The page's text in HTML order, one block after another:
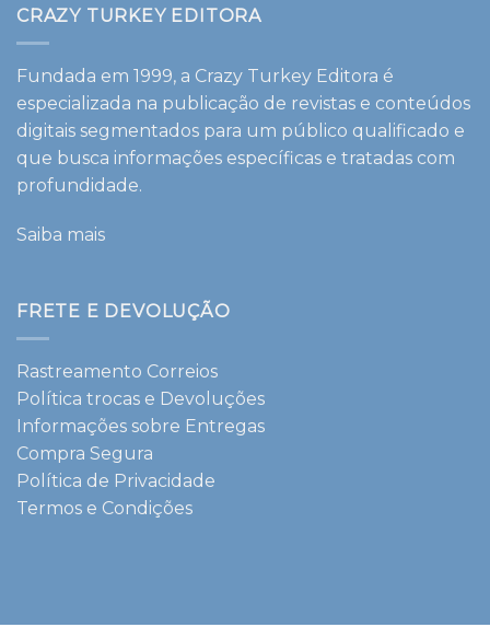
CRAZY TURKEY EDITORA
Fundada em 1999, a Crazy Turkey Editora é
especializada na publicação de revistas e conteúdos
digitais segmentados para um público qualificado e
que busca informações específicas e tratadas com
profundidade.
Saiba mais
FRETE E DEVOLUÇÃO
Rastreamento Correios
Política trocas e Devoluções
Informações sobre Entregas
Compra Segura
Política de Privacidade
Termos e Condições